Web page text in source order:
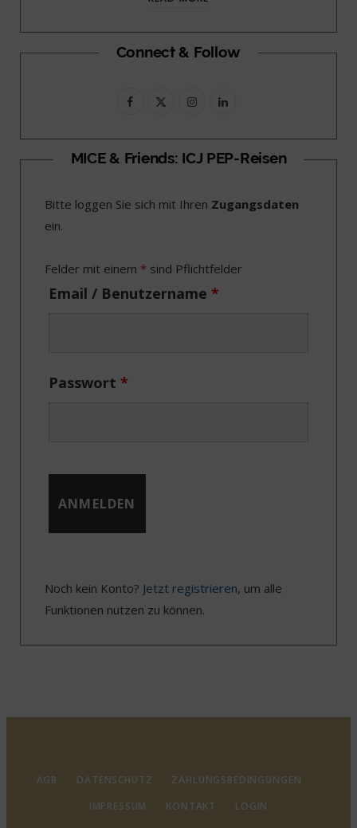
Connect & Follow
F
c
b
k
T
i
e
I
s
a
r
a
L
n
e
I
MICE & Friends: ICJ PEP-Reisen
Bitte loggen Sie sich mit Ihren Zugangsdaten
ein.
Felder mit einem * sind Pflichtfelder
Email / Benutzername *
Passwort *
Noch kein Konto? Jetzt registrieren, um alle
Funktionen nutzen zu können.
AGB DATENSCHUTZ
ZAHLUNGSBEDINGUNGEN
IMPRESSUM
KONTAKT LOGIN